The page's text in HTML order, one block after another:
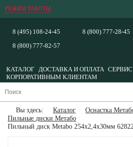
РЕЖИМ РАБОТЫ
8 (495) 108-24-45
8 (800) 777-82-57
8 (800) 777-28-45
КАТАЛОГ ДОСТАВКА И ОПЛАТА СЕРВИС
КОРПОРАТИВНЫМ КЛИЕНТАМ
Вы здесь: Каталог
Оснастка
Пильные диски Метабо
Пильный диск Metabo 254x2,4х30мм